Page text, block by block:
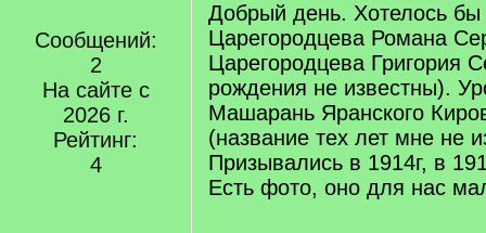
Сообщений:
2
На сайте с
2026 г.
Рейтинг:
4
Добрый день. Хотелось бы
Царегородцева Романа
Царегородцева Григория
рождения не известны).
Машарань Яранского
(название тех лет мне не
Призывались в 1914г, в
Есть фото, оно для нас